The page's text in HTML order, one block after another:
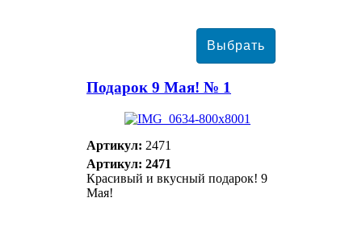
Подарок 9 Мая! № 1
Артикул: 2471
Артикул: 2471
Красивый и вкусный подарок! 9
Мая!